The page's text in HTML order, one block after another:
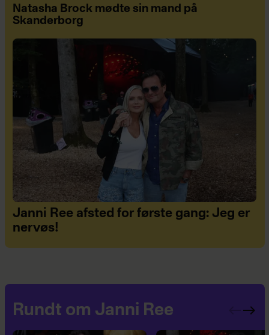
Natasha Brock mødte sin mand på
Skanderborg
Janni Ree afsted for første gang: Jeg er
nervøs!
Rundt om Janni Ree